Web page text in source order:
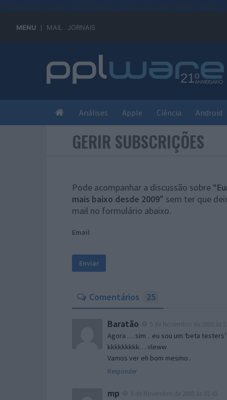
MENU MAIL JORNAIS
Análises Apple Ciência Android
GERIR SUBSCRIÇÕES
Pode acompanhar a discussão sobre “
mais baixo desde 2009” sem ter que
mail no formulário abaixo.
Email
Comentários 25
Baratão
Agora … sim .. eu sou um ‘beta testers’
kkkkkkkkk… vleww
Vamos ver eh bom mesmo..
Responder
mp